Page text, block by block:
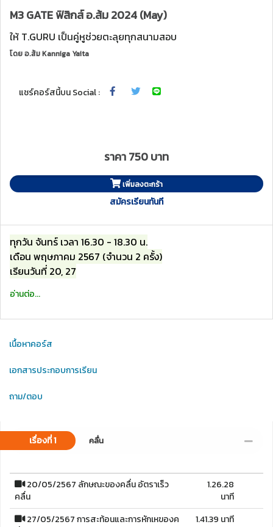
M3 GATE ฟิสิกส์ อ.ส้ม 2024 (May)
ให้ T.GURU เป็นคู่หูช่วยตะลุยทุกสนามสอบ
โดยอ.ส้ม Kanniga Yaita
แชร์คอร์สนี้บน Social :
ราคา 750 บาท
เพิ่มลงตะกร้า
สมัครเรียนทันที
ทุกวัน จันทร์ เวลา 16.30 - 18.30 น.
เดือน พฤษภาคม 2567 (จำนวน 2 ครั้ง)
เรียนวันที่ 20, 27
อ่านต่อ...
เนื้อหาคอร์ส
เอกสารประกอบการเรียน
ถาม/ตอบ
เรื่องที่ 1 คลื่น
20/05/2567 ลักษณะของคลื่น อัตราเร็ว
คลื่น
1.26.28
นาที
27/05/2567 การสะท้อนและการหักเหของค
1.41.39 นาที